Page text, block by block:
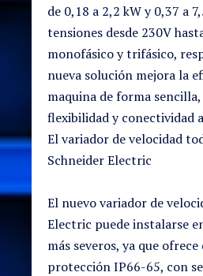
de 0,18 a 2,2 kW y 0,37 a
tensiones desde 230V
monofásico y trifásico,
nueva solución mejora la
maquina de forma
flexibilidad y conectividad
El variador de velocidad
Schneider Electric
El nuevo variador de
Electric puede instalarse
más severos, ya que
protección IP66-65, con